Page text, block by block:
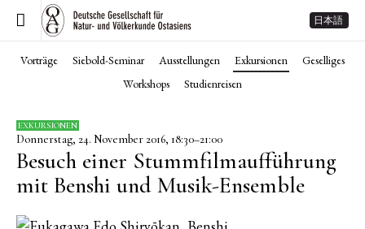
日本語
Vorträge Siebold-Seminar Ausstellungen Exkursionen
Geselliges
Workshops
Studienreisen
EXKURSIONEN
Donnerstag, 24. November 2016, 18:30–21:00
Besuch einer Stummfilmaufführung
mit Benshi und Musik-Ensemble